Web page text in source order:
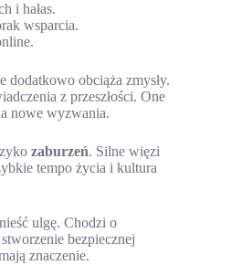
i hałas.
wsparcia.
dodatkowo obciąża zmysły.
z przeszłości. One
nowe wyzwania.
zaburzeń. Silne więzi
tempo życia i kultura
ulgę. Chodzi o
bezpiecznej
znaczenie.